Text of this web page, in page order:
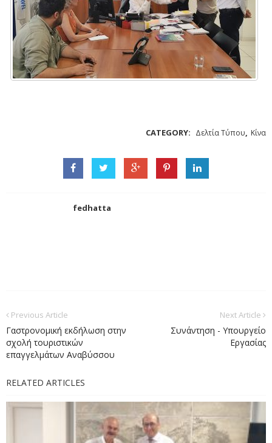
CATEGORY: Δελτία Τύπου, Κίνα
fedhatta
Previous Article
Γαστρονομική εκδήλωση στην
σχολή τουριστικών
επαγγελμάτων Αναβύσσου
Next Article
Συνάντηση - Υπουργείο
Εργασίας
RELATED ARTICLES